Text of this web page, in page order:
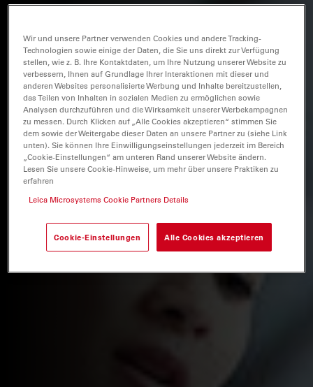
Wir und unsere Partner verwenden Cookies und andere Tracking-
Technologien sowie einige der Daten, die Sie uns direkt zur Verfügung
stellen, wie z. B. Ihre Kontaktdaten, um Ihre Nutzung unserer Website zu
verbessern, Ihnen auf Grundlage Ihrer Interaktionen mit dieser und
anderen Websites personalisierte Werbung und Inhalte bereitzustellen,
das Teilen von Inhalten in sozialen Medien zu ermöglichen sowie
Analysen durchzuführen und die Wirksamkeit unserer Werbekampagnen
zu messen. Durch Klicken auf „Alle Cookies akzeptieren“ stimmen Sie
dem sowie der Weitergabe dieser Daten an unsere Partner zu (siehe Link
unten). Sie können Ihre Einwilligungseinstellungen jederzeit im Bereich
„Cookie-Einstellungen“ am unteren Rand unserer Website ändern.
Lesen Sie unsere Cookie-Hinweise, um mehr über unsere Praktiken zu
erfahren
Leica Microsystems Cookie Partners Details
Cookie-Einstellungen Alle Cookies akzeptieren